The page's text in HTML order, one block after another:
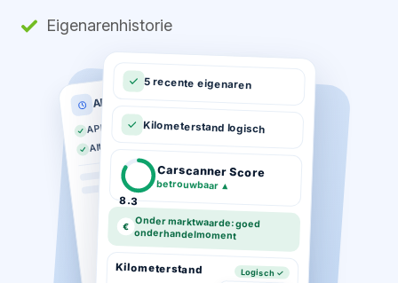
Eigenarenhistorie
APK historie
APK geldig tot 03-2026
Altijd op tijd gekeurd
5 recente eigenaren
Kilometerstand logisch
8.3
Carscanner Score
betrouwbaar ▲
€ Onder marktwaarde: goed
onderhandelmoment
Kilometerstand Logisch ✓